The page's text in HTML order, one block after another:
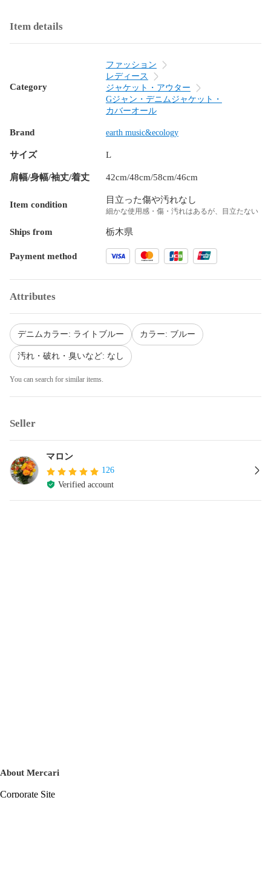
Item details
Category
ファッション
レディース
ジャケット・アウター
Gジャン・デニムジャケット・
カバーオール
Brand earth music&ecology
サイズ L
肩幅/身幅/袖丈/着丈 42cm/48cm/58cm/46cm
Item condition 目立った傷や汚れなし
細かな使用感・傷・汚れはあるが、目立たない
Ships from 栃木県
Payment method
Attributes
デニムカラー: ライトブルー カラー: ブルー
汚れ・破れ・臭いなど: なし
You can search for similar items.
Seller
マロン
126
Verified account
About Mercari
Corporate Site